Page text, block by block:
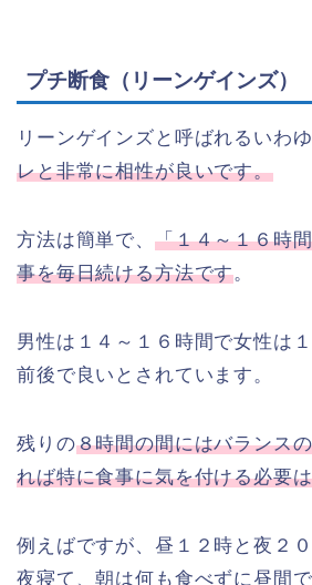
プチ断食（リーンゲインズ）
リーンゲインズと呼ばれるいわ
レと非常に相性が良いです。
方法は簡単で、 「１４～１６時
事を毎日続ける方法です。
男性は１４～１６時間で女性は
前後で良いとされています。
残りの８時間の間にはバランス
れば特に食事に気を付ける必要
例えばですが、昼１２時と夜２
夜寝て、朝は何も食べずに昼間